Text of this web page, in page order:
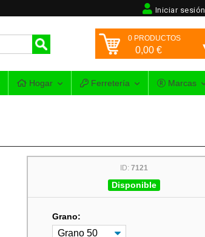
Iniciar sesión
0 PRODUCTOS
0,00 €
Hogar Ferretería Marcas
ID: 7121
Disponible
Grano: